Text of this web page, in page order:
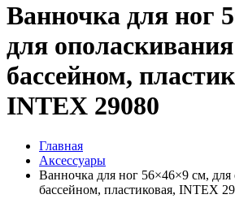
Ванночка для ног
для
бассейном,
INTEX 29080
Главная
Аксессуары
Ванночка для ног 56×46×9 см, для
бассейном, пластиковая, INTEX